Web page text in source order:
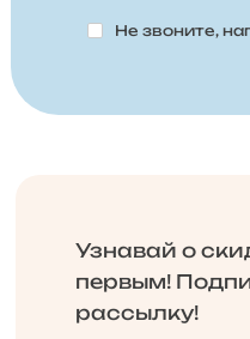
Не звоните,
Узнавай о
первым!
рассылку!